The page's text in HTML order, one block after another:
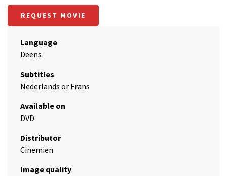
REQUEST MOVIE
Language
Deens
Subtitles
Nederlands or Frans
Available on
DVD
Distributor
Cinemien
Image quality